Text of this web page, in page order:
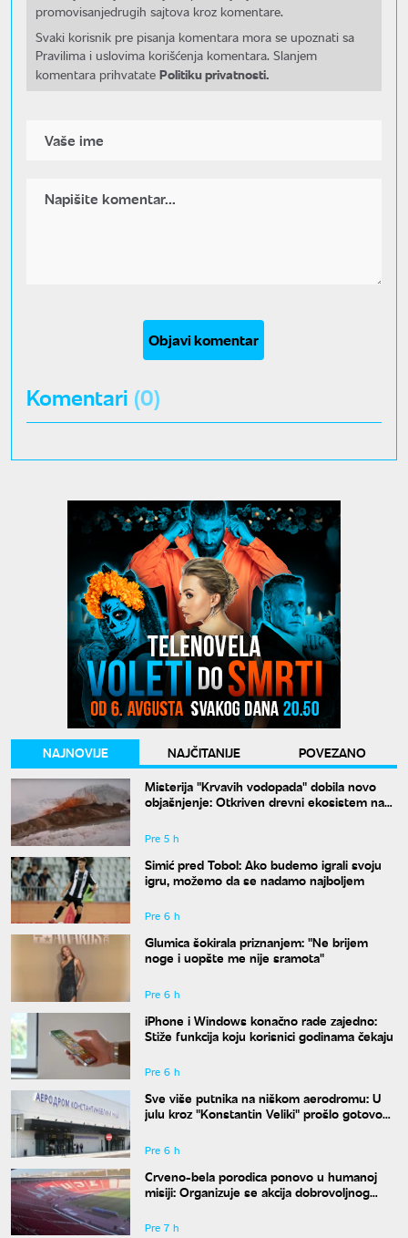
promovisanjedrugih sajtova kroz komentare.
Svaki korisnik pre pisanja komentara mora se upoznati sa
Pravilima i uslovima korišćenja komentara. Slanjem
komentara prihvatate Politiku privatnosti.
Objavi komentar
Komentari (0)
NAJNOVIJE NAJČITANIJE
POVEZANO
Misterija "Krvavih vodopada" dobila novo
objašnjenje: Otkriven drevni ekosistem na
Pre 5 h
Simić pred Tobol: Ako budemo igrali svoju
igru, možemo da se nadamo najboljem
Pre 6 h
Glumica šokirala priznanjem: "Ne brijem
noge i uopšte me nije sramota"
Pre 6 h
iPhone i Windows konačno rade zajedno:
Stiže funkcija koju korisnici godinama čekaju
Pre 6 h
Sve više putnika na niškom aerodromu: U
julu kroz "Konstantin Veliki" prošlo gotovo
Pre 6 h
Crveno-bela porodica ponovo u humanoj
misiji: Organizuje se akcija dobrovoljnog
Pre 7 h